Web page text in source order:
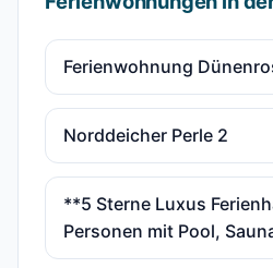
Ferienwohnung
Norddeicher Perle 2
**5 Sterne Luxus
Personen mit Pool,